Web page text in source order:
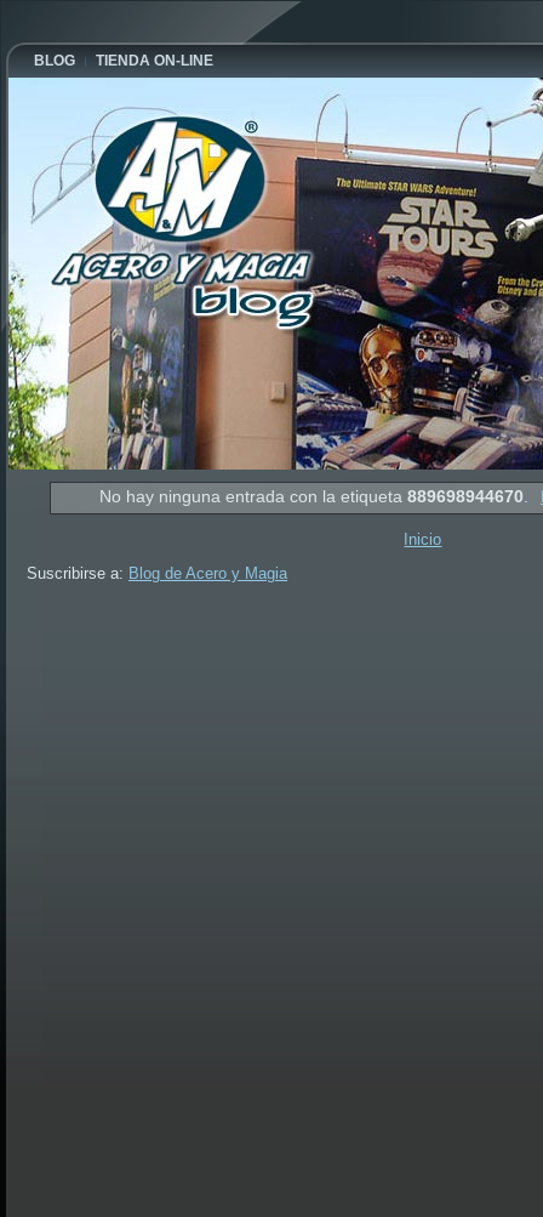
BLOG TIENDA ON-LINE
No hay ninguna entrada con la etiqueta889698944670.
Inicio
Suscribirse a: Blog de Acero y Magia